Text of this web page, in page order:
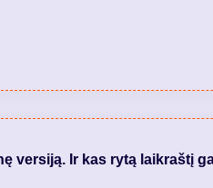
versiją. Ir kas rytą laikraštį